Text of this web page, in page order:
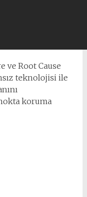
ve Root Cause
teknolojisi ile
koruma